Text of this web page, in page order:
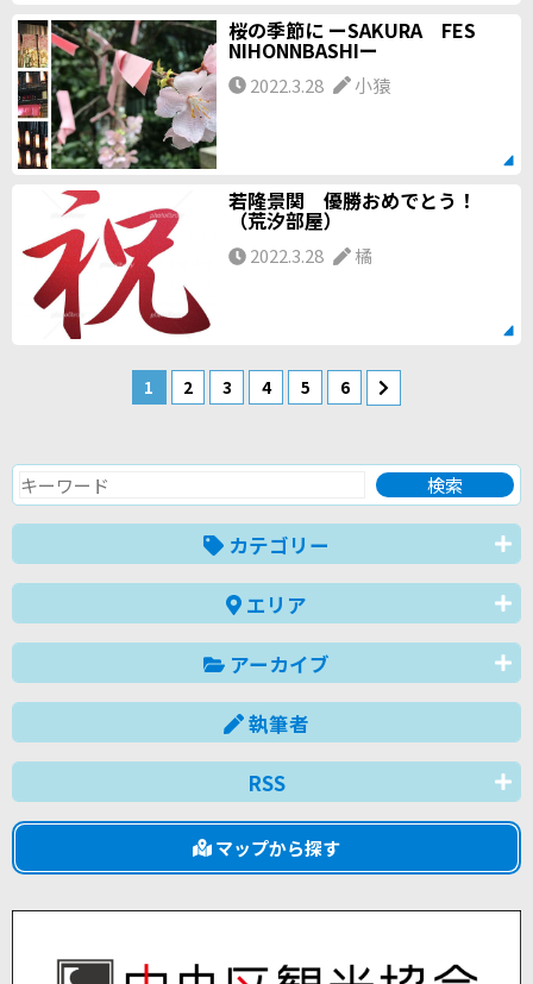
桜の季節に ーSAKURA FES
NIHONNBASHIー
2022.3.28 小猿
若隆景関 優勝おめでとう！
（荒汐部屋）
2022.3.28 橘
1 2 3 4 5 6
カテゴリー
エリア
アーカイブ
執筆者
RSS
マップから探す